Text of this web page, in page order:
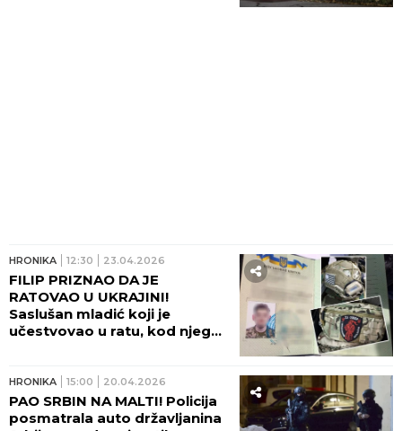
HRONIKA 12:30 23.04.2026
FILIP PRIZNAO DA JE
RATOVAO U UKRAJINI!
Saslušan mladić koji je
učestvovao u ratu, kod njega
HRONIKA 15:00 20.04.2026
PAO SRBIN NA MALTI! Policija
posmatrala auto državljanina